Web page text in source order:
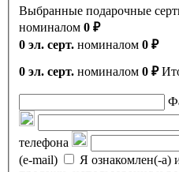
Выбранные подарочные
номиналом 0 ₽
0 эл. серт. номиналом 0 ₽
0 эл. серт. номиналом 0 ₽
телефона
(e-mail)
Я ознакомлен(-